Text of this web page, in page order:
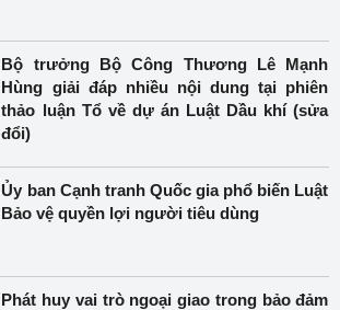
Bộ trưởng Bộ Công Thương Lê Mạnh
Hùng giải đáp nhiều nội dung tại phiên
thảo luận Tổ về dự án Luật Dầu khí (sửa
đổi)
Ủy ban Cạnh tranh Quốc gia phổ biến Luật
Bảo vệ quyền lợi người tiêu dùng
Phát huy vai trò ngoại giao trong bảo đảm